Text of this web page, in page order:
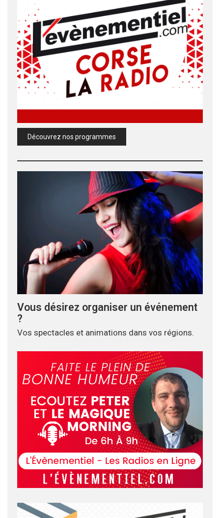
Découvrez nos programmes
Vous désirez organiser un événement
?
Vos spectacles et animations dans vos régions.